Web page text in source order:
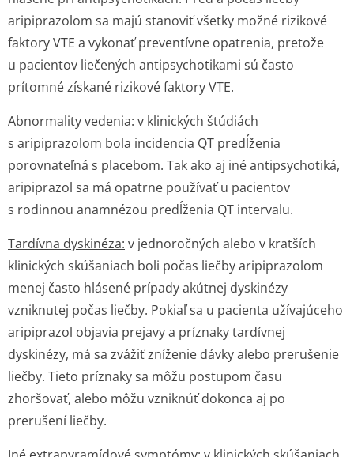
aripiprazolom sa majú stanoviť všetky možné rizikové
faktory VTE a vykonať preventívne opatrenia, pretože
u pacientov liečených antipsychotikami sú často
prítomné získané rizikové faktory VTE.
Abnormality vedenia: v klinických štúdiách
s aripiprazolom bola incidencia QT predĺženia
porovnateľná s placebom. Tak ako aj iné antipsychotiká,
aripiprazol sa má opatrne používať u pacientov
s rodinnou anamnézou predĺženia QT intervalu.
Tardívna dyskinéza: v jednoročných alebo v kratších
klinických skúšaniach boli počas liečby aripiprazolom
menej často hlásené prípady akútnej dyskinézy
vzniknutej počas liečby. Pokiaľ sa u pacienta užívajúceho
aripiprazol objavia prejavy a príznaky tardívnej
dyskinézy, má sa zvážiť zníženie dávky alebo prerušenie
liečby. Tieto príznaky sa môžu postupom času
zhoršovať, alebo môžu vzniknúť dokonca aj po
prerušení liečby.